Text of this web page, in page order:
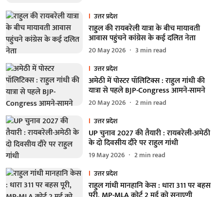
उत्तर प्रदेश
राहुल की रायबरेली यात्रा के बीच मायावती
आवास पहुंचने कांग्रेस के कई दलित नेता
20 May 2026 3 min read
उत्तर प्रदेश
अमेठी में पोस्टर पॉलिटिक्स : राहुल गांधी की
यात्रा से पहले BJP-Congress आमने-सामने
20 May 2026 2min read
उत्तर प्रदेश
UP चुनाव 2027 की तैयारी : रायबरेली-अमेठी
के दो दिवसीय दौरे पर राहुल गांधी
19 May 2026 2min read
उत्तर प्रदेश
राहुल गांधी मानहानि केस : धारा 311 पर बहस